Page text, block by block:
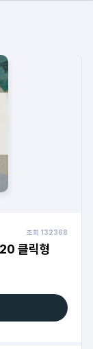
조회 132368
클릭형